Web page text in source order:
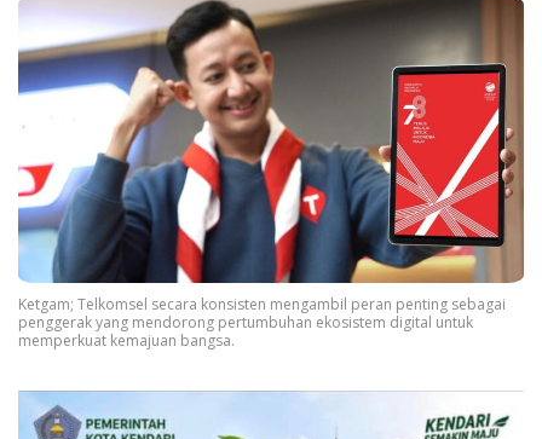
Ketgam; Telkomsel secara konsisten mengambil peran penting sebagai
penggerak yang mendorong pertumbuhan ekosistem digital untuk
memperkuat kemajuan bangsa.